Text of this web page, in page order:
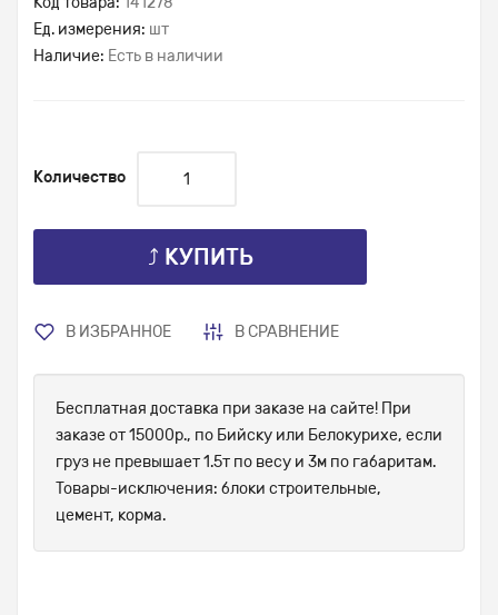
Ед. измерения: шт
Наличие: Есть в наличии
Количество
⤴ КУПИТЬ
В ИЗБРАННОЕ В СРАВНЕНИЕ
Бесплатная доставка при заказе на сайте! При
заказе от 15000р., по Бийску или Белокурихе, если
груз не превышает 1.5т по весу и 3м по габаритам.
Товары-исключения: блоки строительные,
цемент, корма.